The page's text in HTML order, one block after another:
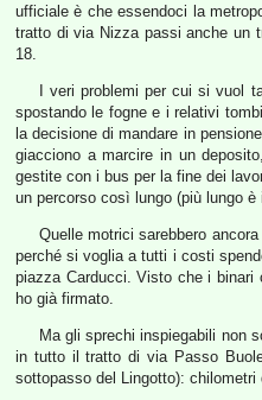
ufficiale è che essendoci la
tratto di via Nizza passi anche un
18.
I veri problemi per cui si vuol
spostando le fogne e i relativi
la decisione di mandare in
giacciono a marcire in un
gestite con i bus per la fine dei
un percorso così lungo (più lungo
Quelle motrici sarebbero
perché si voglia a tutti i costi
piazza Carducci. Visto che i binari
ho già firmato.
Ma gli sprechi inspiegabili non
in tutto il tratto di via Passo
sottopasso del Lingotto):